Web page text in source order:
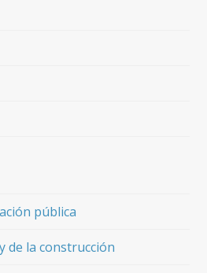
pública
de la construcción